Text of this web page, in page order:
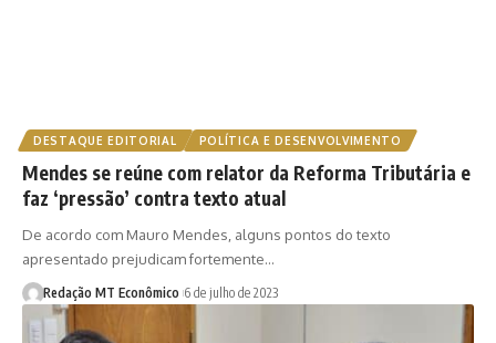
DESTAQUE EDITORIAL POLÍTICA E DESENVOLVIMENTO
Mendes se reúne com relator da Reforma Tributária e
faz ‘pressão’ contra texto atual
De acordo com Mauro Mendes, alguns pontos do texto
apresentado prejudicam fortemente…
Redação MT Econômico 6 de julho de 2023